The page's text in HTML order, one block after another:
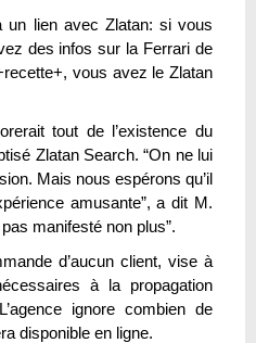
un lien avec Zlatan: si vous
des infos sur la Ferrari de
vous avez le Zlatan
tout de l’existence du
Zlatan Search. “On ne lui
Mais nous espérons qu’il
amusante”, a dit M.
manifesté non plus”.
d’aucun client, vise à
à la propagation
ignore combien de
disponible en ligne.